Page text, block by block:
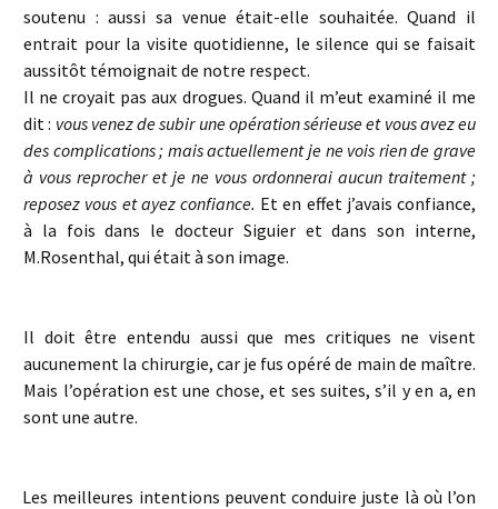
soutenu : aussi sa venue était-elle souhaitée. Quand il
entrait pour la visite quotidienne, le silence qui se faisait
aussitôt témoignait de notre respect.
Il ne croyait pas aux drogues. Quand il m’eut examiné il me
dit : vous venez de subir une opération sérieuse et vous avez eu
des complications ; mais actuellement je ne vois rien de grave
à vous reprocher et je ne vous ordonnerai aucun traitement ;
reposez vous et ayez confiance. Et en effet j’avais confiance,
à la fois dans le docteur Siguier et dans son interne,
M.Rosenthal, qui était à son image.
Il doit être entendu aussi que mes critiques ne visent
aucunement la chirurgie, car je fus opéré de main de maître.
Mais l’opération est une chose, et ses suites, s’il y en a, en
sont une autre.
Les meilleures intentions peuvent conduire juste là où l’on